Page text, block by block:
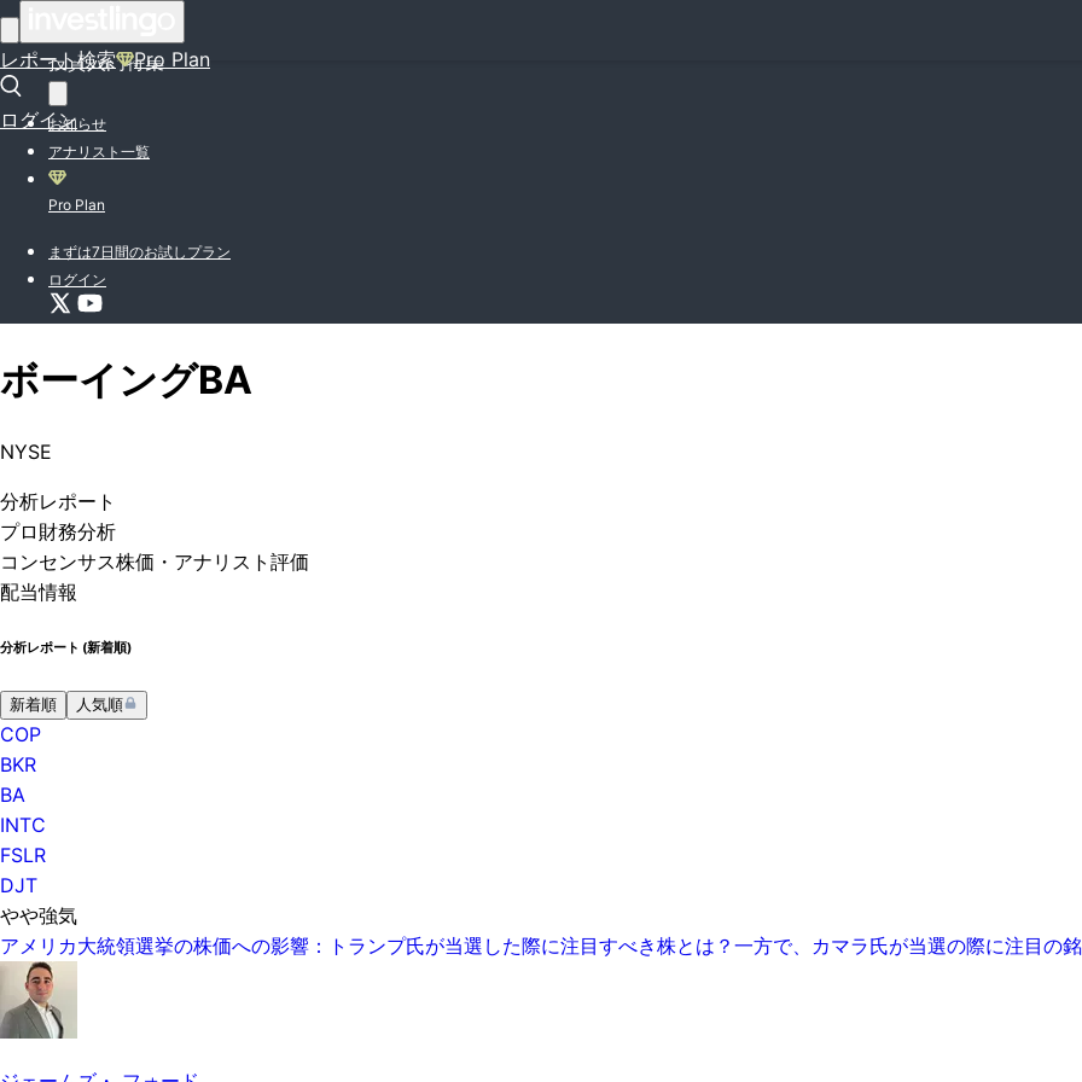
レポート検索 Pro Plan
ログイン
投資入門特集
お知らせ
アナリスト一覧
Pro Plan
まずは7日間のお試しプラン
ログイン
ボーイングBA
NYSE
分析レポート
プロ 財務分析
コンセンサス株価 ・アナリスト評価
配当情報
分析レポート (新着順)
新着順 人気順
COP
BKR
BA
INTC
FSLR
DJT
やや強気
アメリカ大統領選挙の株価への影響：トランプ氏が当選した際に注目すべき株とは？一方で、カマラ氏が当選の際に注目の